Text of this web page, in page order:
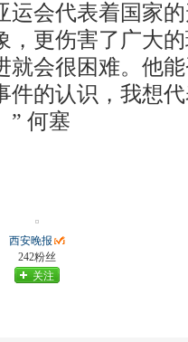
运会代表着国家
，更伤害了广大
就会很困难。他
件的认识，我想
” 何塞
西安晚报
242粉丝
关注